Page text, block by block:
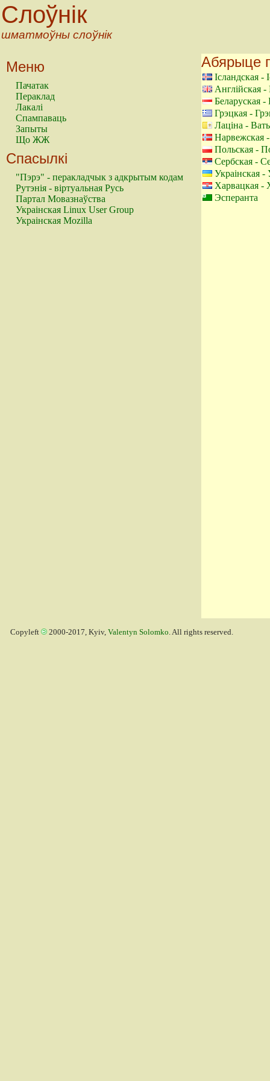
Слоўнік
шматмоўны слоўнік
Меню
Пачатак
Пераклад
Лакалі
Спампаваць
Запыты
Що ЖЖ
Спасылкі
"Пэрэ" - перакладчык з адкрытым кодам
Рутэнія - віртуальная Русь
Партал Мовазнаўства
Украінская Linux User Group
Украінская Mozilla
Абярыце
Ісландская -
Англійская -
Беларуская -
Грэцкая -
Лаціна -
Нарвежская -
Польская -
Сербская -
Украінская -
Харвацкая -
Эсперанта
Copyleft 2000-2017, Kyiv, Valentyn Solomko. All rights reserved.